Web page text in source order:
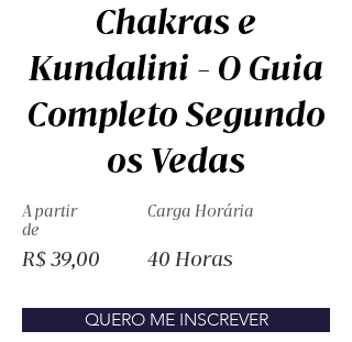
Chakras e
Kundalini - O Guia
Completo Segundo
os Vedas
A partir
de
R$ 39,00
Carga Horária
40 Horas
QUERO ME INSCREVER